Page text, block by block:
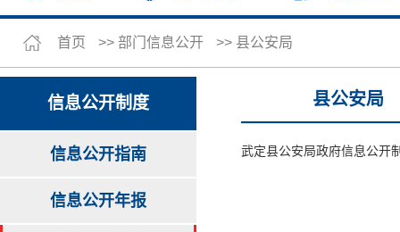
首页 >> 部门信息公开 >> 县公安局
信息公开制度
信息公开指南
信息公开年报
县公安局
武定县公安局政府信息公开